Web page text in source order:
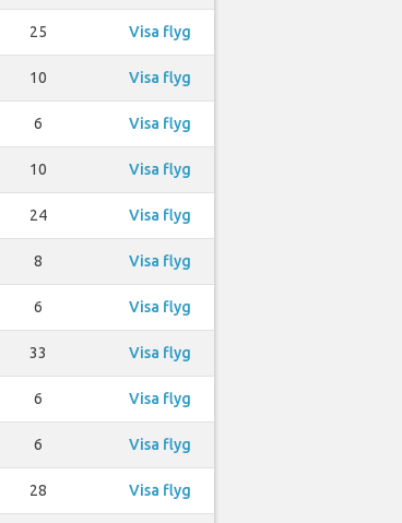
25 Visa flyg
10 Visa flyg
6 Visa flyg
10 Visa flyg
24 Visa flyg
8 Visa flyg
6 Visa flyg
33 Visa flyg
6 Visa flyg
6 Visa flyg
28 Visa flyg